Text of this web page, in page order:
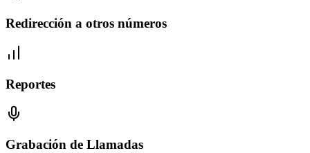
Redirección a otros números
Reportes
Grabación de Llamadas